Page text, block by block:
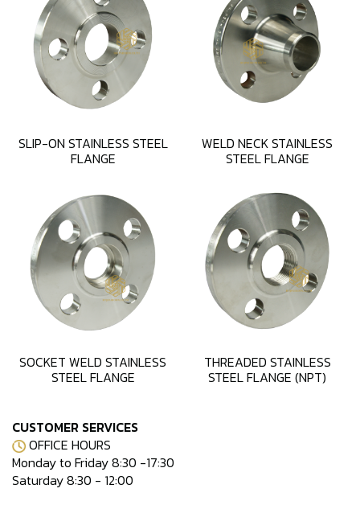
SLIP-ON STAINLESS STEEL
FLANGE
WELD NECK STAINLESS
STEEL FLANGE
SOCKET WELD STAINLESS
STEEL FLANGE
THREADED STAINLESS
STEEL FLANGE (NPT)
CUSTOMER SERVICES
OFFICE HOURS
Monday to Friday 8:30 -17:30
Saturday 8:30 - 12:00